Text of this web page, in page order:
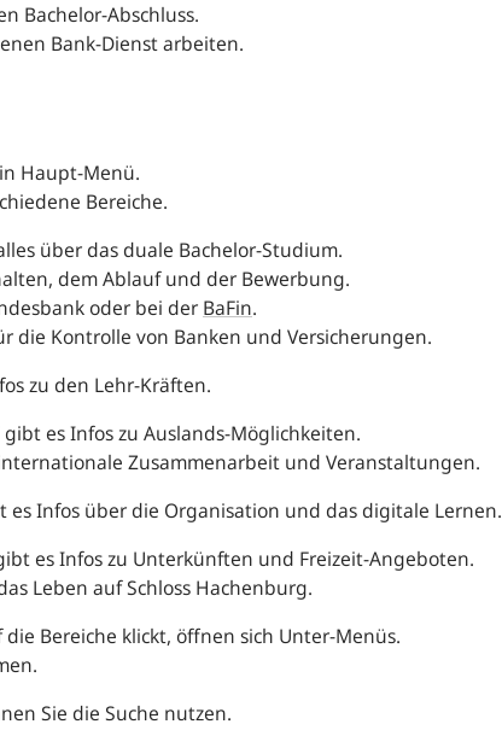
Bachelor-Abschluss.
Bank-Dienst arbeiten.
Haupt-Menü.
Bereiche.
über das duale Bachelor-Studium.
dem Ablauf und der Bewerbung.
oder bei der BaFin.
die Kontrolle von Banken und Versicherungen.
zu den Lehr-Kräften.
es Infos zu Auslands-Möglichkeiten.
Zusammenarbeit und Veranstaltungen.
es Infos über die Organisation und das digitale Lernen.
es Infos zu Unterkünften und Freizeit-Angeboten.
Leben auf Schloss Hachenburg.
Bereiche klickt, öffnen sich Unter-Menüs.
Sie die Suche nutzen.